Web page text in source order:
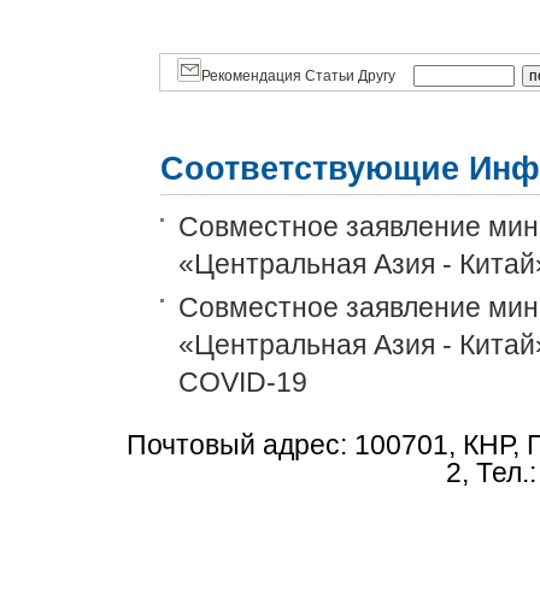
Рекомендация Статьи Другу
Соответствующие
Совместное заявление
«Центральная Азия -
Совместное заявление
«Центральная Азия -
COVID-19
Почтовый адрес: 100701, КНР,
2,